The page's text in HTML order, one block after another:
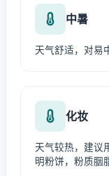
中暑
天气舒适，对易
化妆
天气较热，建议
明粉饼，粉质胭